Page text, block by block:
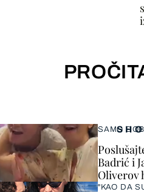
SAMO
Badrić i
Oliverov
"KAO DA